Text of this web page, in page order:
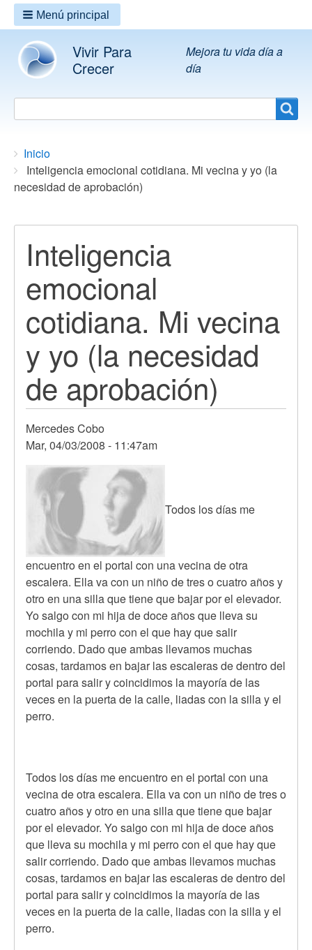
Vivir Para
Crecer
Mejora tu vida día a
día
Search
Menú principal
Breadcrumbs
You
are
here:
Inicio
Inteligencia emocional cotidiana. Mi vecina y yo (la
necesidad de aprobación)
Inteligencia
emocional
cotidiana. Mi vecina
y yo (la necesidad
de aprobación)
Mercedes Cobo
Mar, 04/03/2008 - 11:47am
Todos los días me
encuentro en el portal con una vecina de otra
escalera. Ella va con un niño de tres o cuatro años y
otro en una silla que tiene que bajar por el elevador.
Yo salgo con mi hija de doce años que lleva su
mochila y mi perro con el que hay que salir
corriendo. Dado que ambas llevamos muchas
cosas, tardamos en bajar las escaleras de dentro del
portal para salir y coincidimos la mayoría de las
veces en la puerta de la calle, liadas con la silla y el
perro.
Todos los días me encuentro en el portal con una
vecina de otra escalera. Ella va con un niño de tres o
cuatro años y otro en una silla que tiene que bajar
por el elevador. Yo salgo con mi hija de doce años
que lleva su mochila y mi perro con el que hay que
salir corriendo. Dado que ambas llevamos muchas
cosas, tardamos en bajar las escaleras de dentro del
portal para salir y coincidimos la mayoría de las
veces en la puerta de la calle, liadas con la silla y el
perro.